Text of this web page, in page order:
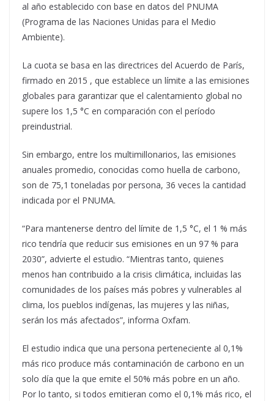
al año establecido con base en datos del PNUMA
(Programa de las Naciones Unidas para el Medio
Ambiente).
La cuota se basa en las directrices del Acuerdo de París,
firmado en 2015 , que establece un límite a las emisiones
globales para garantizar que el calentamiento global no
supere los 1,5 °C en comparación con el período
preindustrial.
Sin embargo, entre los multimillonarios, las emisiones
anuales promedio, conocidas como huella de carbono,
son de 75,1 toneladas por persona, 36 veces la cantidad
indicada por el PNUMA.
“Para mantenerse dentro del límite de 1,5 °C, el 1 % más
rico tendría que reducir sus emisiones en un 97 % para
2030”, advierte el estudio. “Mientras tanto, quienes
menos han contribuido a la crisis climática, incluidas las
comunidades de los países más pobres y vulnerables al
clima, los pueblos indígenas, las mujeres y las niñas,
serán los más afectados”, informa Oxfam.
El estudio indica que una persona perteneciente al 0,1%
más rico produce más contaminación de carbono en un
solo día que la que emite el 50% más pobre en un año.
Por lo tanto, si todos emitieran como el 0,1% más rico, el